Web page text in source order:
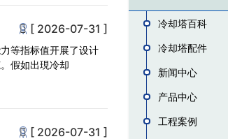
[ 2026-07-31 ]
等指标值开展了设计
假如出現冷却
[ 2026-07-31 ]
冷却塔百科
冷却塔配件
新闻中心
产品中心
工程案例